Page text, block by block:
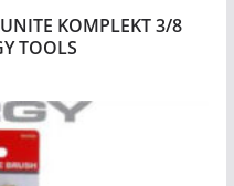
KOMPLEKT 3/8
TOOLS